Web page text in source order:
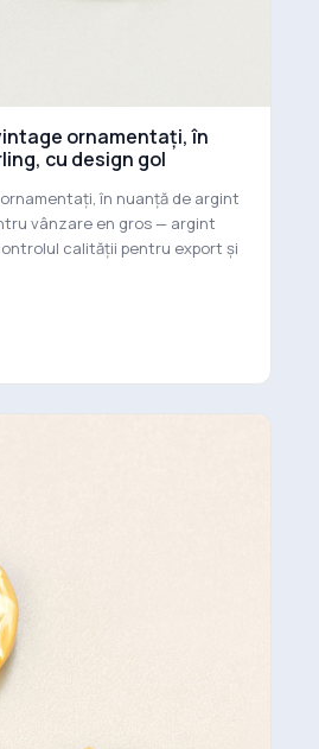
ornamentați, în
cu design gol
în nuanță de argint
vânzare en gros — argint
calității pentru export și